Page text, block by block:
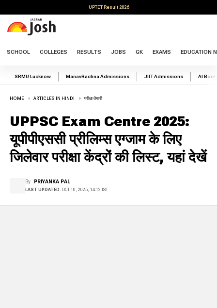
UPTET Result 2026
SCHOOL COLLEGES RESULTS JOBS GK EXAMS EDUCATION
SRMU Lucknow ManavRachna Admissions JIIT Admissions AI
HOME ARTICLES IN HINDI परीक्षा तैयारी
UPPSC Exam Centre 2025:
यूपीपीएससी प्रीलिम्स एग्जाम के लिए
जिलेवार परीक्षा केंद्रों की लिस्ट, यहां देखें
By PRIYANKA PAL
LAST UPDATED: OCT 10, 2025, 14:12 IST